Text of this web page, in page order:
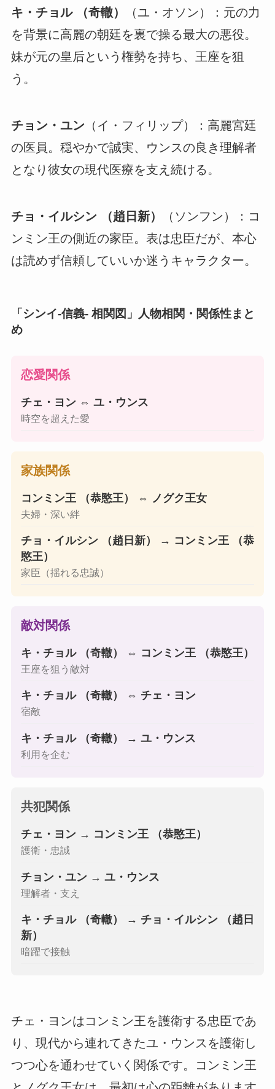
キ・チョル （奇轍）
（ユ・オソン）：元の力
を背景に高麗の朝廷を裏で操る最大の悪役。
妹が元の皇后という権勢を持ち、王座を狙
う。
チョン・ユン （イ・フィリップ）：高麗宮廷
の医員。穏やかで誠実、ウンスの良き理解者
となり彼女の現代医療を支え続ける。
チョ・イルシン （趙日新）
（ソンフン）：コ
ンミン王の側近の家臣。表は忠臣だが、本心
は読めず信頼していいか迷うキャラクター。
「シンイ-信義- 相関図」人物相関・関係性まと
め
恋愛関係
チェ・ヨン⇔ ユ・ウンス
時空を超えた愛
家族関係
コンミン王 （恭愍王） ⇔ ノグク王女
夫婦・深い絆
チョ・イルシン （趙日新） → コンミン王 （恭
愍王）
家臣（揺れる忠誠）
敵対関係
キ・チョル （奇轍） ⇔ コンミン王 （恭愍王）
王座を狙う敵対
キ・チョル （奇轍） ⇔ チェ・ヨン
宿敵
キ・チョル （奇轍） → ユ・ウンス
利用を企む
共犯関係
チェ・ヨン → コンミン王 （恭愍王）
護衛・忠誠
チョン・ユン → ユ・ウンス
理解者・支え
キ・チョル （奇轍） → チョ・イルシン （趙日
新）
暗躍で接触
チェ・ヨンはコンミン王を護衛する忠臣であ
り、現代から連れてきたユ・ウンスを護衛し
つつ心を通わせていく関係です。コンミン王